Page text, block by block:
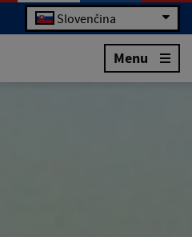
Slovenčina
Menu